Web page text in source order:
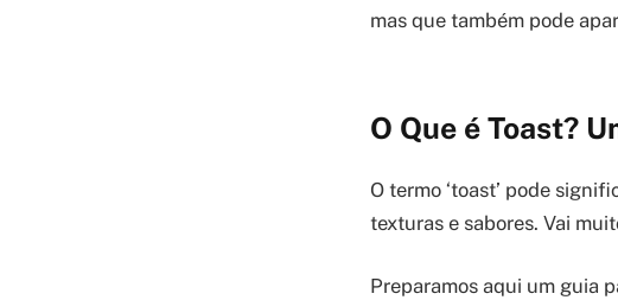
mas que também pode
O Que é Toast?
O termo ‘toast’ pode
texturas e sabores. Vai
Preparamos aqui um guia